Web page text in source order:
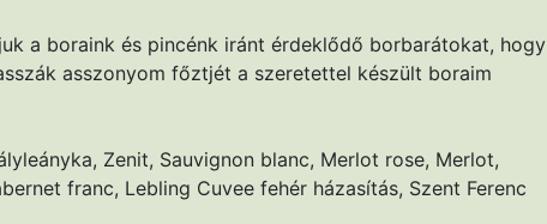
a boraink és pincénk iránt érdeklődő borbarátokat, hogy
asszonyom főztjét a szeretettel készült boraim
Zenit, Sauvignon blanc, Merlot rose, Merlot,
franc, Lebling Cuvee fehér házasítás, Szent Ferenc